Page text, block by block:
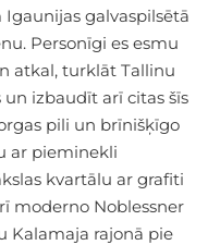
galvaspilsētā
Personīgi es esmu
atkal, turklāt Tallinu
izbaudīt arī citas šīs
pili un brīnišķīgo
ar pieminekli
kvartālu ar grafiti
moderno Noblessner
Kalamaja rajonā pie